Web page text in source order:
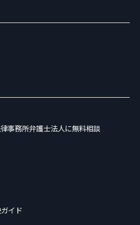
事務所弁護士法人に無料相談
イド